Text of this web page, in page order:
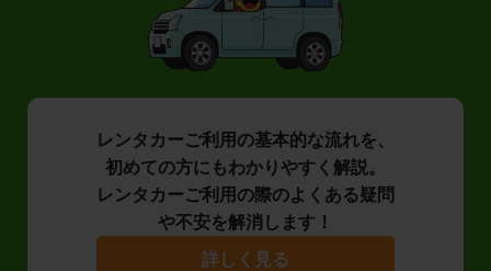
レンタカーご利用の基本的な流れを、
初めての方にもわかりやすく解説。
レンタカーご利用の際のよくある疑問
や不安を解消します！
詳しく見る